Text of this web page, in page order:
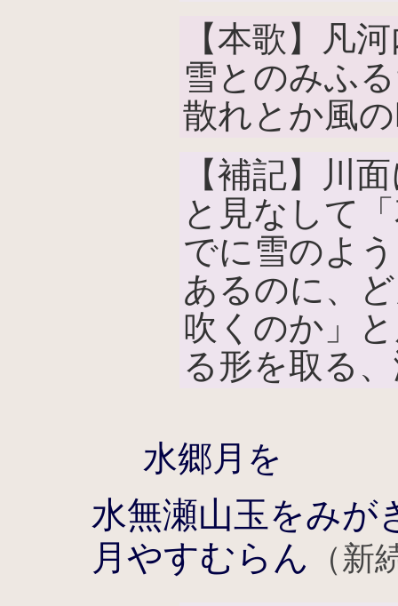
【本歌】凡
雪とのみふ
散れとか風
【補記】川
と見なして
でに雪のよ
あるのに、
吹くのか」
る形を取る
水郷月を
水無瀬山玉をみが
月やすむらん （新